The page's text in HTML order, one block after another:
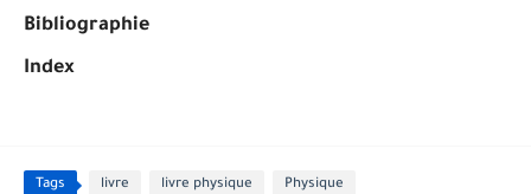
Bibliographie
Index
Tags livre livre physique Physique